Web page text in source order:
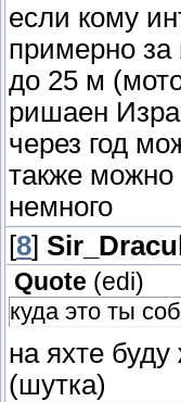
если кому
примерно
до 25 м
ришаен
через год
также можно
немного
[8]
Quote (edi)
куда это ты
на яхте буду
(шутка)